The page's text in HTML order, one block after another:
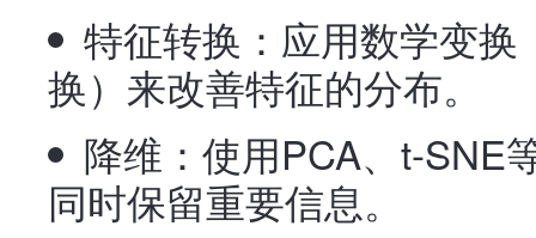
特征转换：应用数学变
换）来改善特征的分布。
降维：使用PCA、t-SNE
同时保留重要信息。